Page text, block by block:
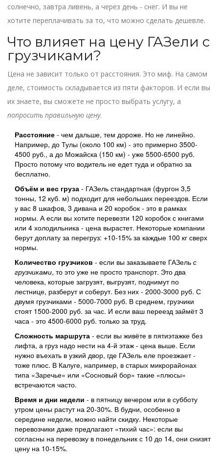
солнечно, завтра ливень, а через день - снег. И вы не
хотите переплачивать за то, что можно сделать дешевле.
Что влияет на цену ГАЗели с
грузчиками?
Цена не зависит только от расстояния. Это миф. На самом
деле, стоимость складывается из пяти факторов. И если вы
их знаете, вы сможете не просто выбрать услугу, а
попросить правильную цену.
Расстояние - чем дальше, тем дороже. Но не линейно.
Например, до Тулы (около 100 км) - это примерно 3500-
4500 руб., а до Можайска (150 км) - уже 5500-6500 руб.
Просто потому что водитель не едет туда и обратно за
бесплатно.
Объём и вес груза - ГАЗель стандартная (фургон 3,5
тонны, 12 куб. м) подходит для небольших переездов. Если
у вас 8 шкафов, 3 дивана и 20 коробок - это в рамках
нормы. А если вы хотите перевезти 120 коробок с книгами
или 4 холодильника - цена вырастет. Некоторые компании
берут доплату за перегруз: +10-15% за каждые 100 кг сверх
нормы.
Количество грузчиков - если вы заказываете ГАЗель с
грузчиками, то это уже не просто транспорт. Это два
человека, которые загрузят, выгрузят, поднимут по
лестнице, разберут и соберут. Без них - 2000-3000 руб. С
двумя грузчиками - 5000-7000 руб. В среднем, грузчики
стоят 1500-2000 руб. за час. И если ваш переезд займёт 3
часа - это 4500-6000 руб. только за труд.
Сложность маршрута - если вы живёте в пятиэтажке без
лифта, а груз надо нести на 4-й этаж - цена выше. Если
нужно въехать в узкий двор, где ГАЗель еле проезжает -
тоже плюс. В Калуге, например, в старых микрорайонах
типа «Заречье» или «Сосновый бор» такие «плюсы»
встречаются часто.
Время и дни недели - в пятницу вечером или в субботу
утром цены растут на 20-30%. В будни, особенно в
середине недели, можно найти скидку. Некоторые
перевозчики даже предлагают «тихий час»: если вы
согласны на перевозку в понедельник с 10 до 14, они снизят
цену на 10-15%.